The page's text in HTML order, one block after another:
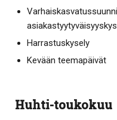
Harrastuskysely
Kevään teemapäivät
Huhti-toukokuu